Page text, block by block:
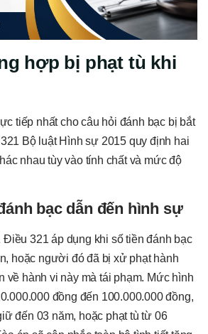
hợp bị phạt tù khi
tiếp nhất cho câu hỏi đánh bạc bị bắt
Bộ luật Hình sự 2015 quy định hai
nhau tùy vào tính chất và mức độ
bạc dẫn đến hình sự
Điều 321 áp dụng khi số tiền đánh bạc
hoặc người đó đã bị xử phạt hành
về hành vi này mà tái phạm. Mức hình
đồng đến 100.000.000 đồng,
đến 03 năm, hoặc phạt tù từ 06